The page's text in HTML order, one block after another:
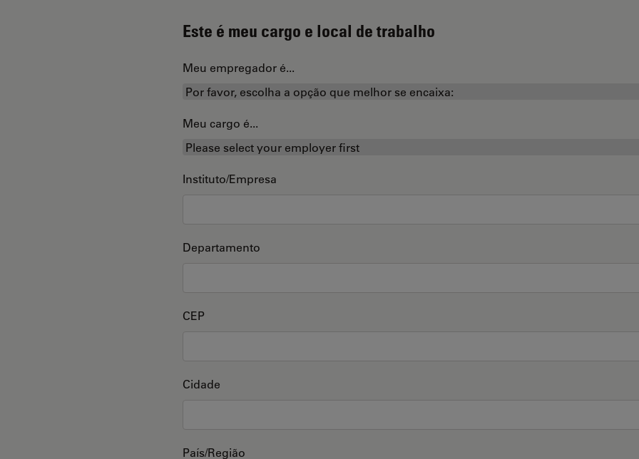
Este é meu cargo e local de trabalho
Meu empregador é...
Meu cargo é...
Instituto/Empresa
Departamento
CEP
Cidade
País/Região